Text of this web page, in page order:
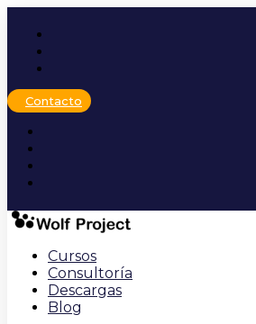
contenido
Contacto
Cursos
Consultoría
Descargas
Blog